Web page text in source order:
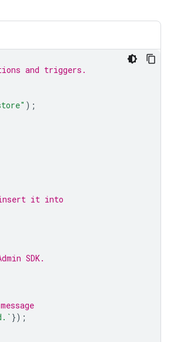
and triggers.
);
insert it into
SDK.
});